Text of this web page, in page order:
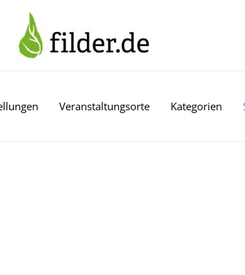
Veranstaltungsorte Kategorien